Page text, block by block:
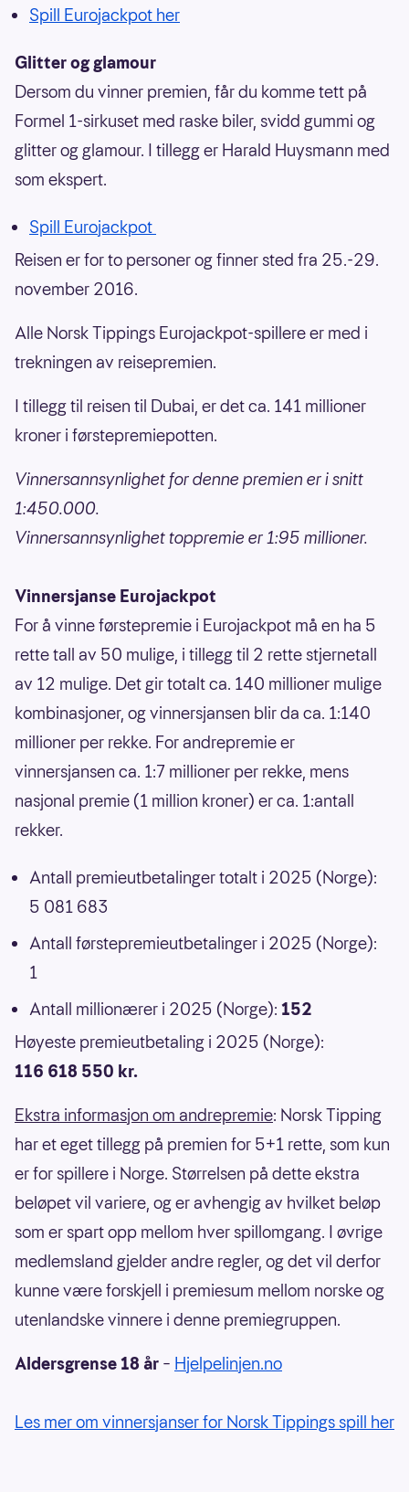
Spill Eurojackpot her
Glitter og glamour
Dersom du vinner premien, får du komme tett på
Formel 1-sirkuset med raske biler, svidd gummi og
glitter og glamour. I tillegg er Harald Huysmann med
som ekspert.
Spill Eurojackpot
Reisen er for to personer og finner sted fra 25.-29.
november 2016.
Alle Norsk Tippings Eurojackpot-spillere er med i
trekningen av reisepremien.
I tillegg til reisen til Dubai, er det ca. 141 millioner
kroner i førstepremiepotten.
Vinnersannsynlighet for denne premien er i snitt
1:450.000.
Vinnersannsynlighet toppremie er 1:95 millioner.
Vinnersjanse Eurojackpot
For å vinne førstepremie i Eurojackpot må en ha 5
rette tall av 50 mulige, i tillegg til 2 rette stjernetall
av 12 mulige. Det gir totalt ca. 140 millioner mulige
kombinasjoner, og vinnersjansen blir da ca. 1:140
millioner per rekke. For andrepremie er
vinnersjansen ca. 1:7 millioner per rekke, mens
nasjonal premie (1 million kroner) er ca. 1:antall
rekker.
Antall premieutbetalinger totalt i 2025 (Norge):
5 081 683
Antall førstepremieutbetalinger i 2025 (Norge):
1
Antall millionærer i 2025 (Norge): 152
Høyeste premieutbetaling i 2025 (Norge):
116 618 550 kr.
Ekstra informasjon om andrepremie: Norsk Tipping
har et eget tillegg på premien for 5+1 rette, som kun
er for spillere i Norge. Størrelsen på dette ekstra
beløpet vil variere, og er avhengig av hvilket beløp
som er spart opp mellom hver spillomgang. I øvrige
medlemsland gjelder andre regler, og det vil derfor
kunne være forskjell i premiesum mellom norske og
utenlandske vinnere i denne premiegruppen.
Aldersgrense 18 år – Hjelpelinjen.no
Les mer om vinnersjanser for Norsk Tippings spill her